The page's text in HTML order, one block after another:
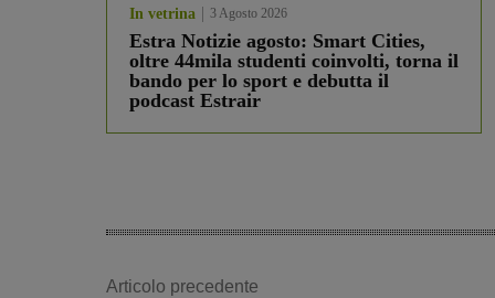
In vetrina 3 Agosto 2026
Estra Notizie agosto: Smart Cities,
oltre 44mila studenti coinvolti, torna il
bando per lo sport e debutta il
podcast Estrair
Articolo precedente